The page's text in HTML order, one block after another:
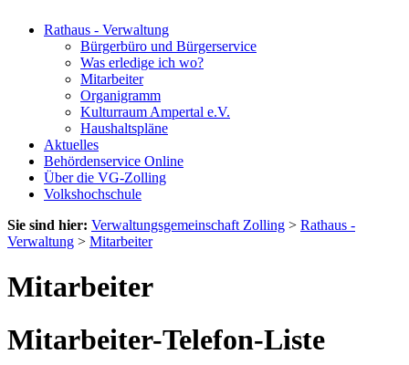
Rathaus - Verwaltung
Bürgerbüro und Bürgerservice
Was erledige ich wo?
Mitarbeiter
Organigramm
Kulturraum Ampertal e.V.
Haushaltspläne
Aktuelles
Behördenservice Online
Über die VG-Zolling
Volkshochschule
Sie sind hier: Verwaltungsgemeinschaft Zolling > Rathaus -
Verwaltung > Mitarbeiter
Mitarbeiter
Mitarbeiter-Telefon-Liste